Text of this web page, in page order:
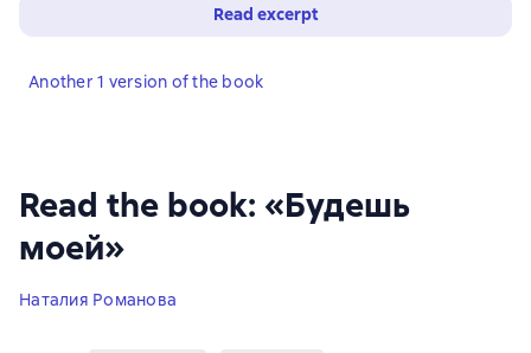
Read the book: «Будешь
моей»
Наталия Романова
Read excerpt
Another 1 version of the book